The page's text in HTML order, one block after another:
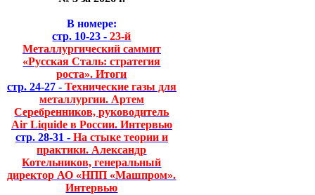
В номере:
стр. 10-23 - 23-й
Металлургический саммит
«Русская Сталь: стратегия
роста». Итоги
стр. 24-27 - Технические газы для
металлургии. Артем
Серебренников, руководитель
Air Liquide в России. Интервью
стр. 28-31 - На стыке теории и
практики. Александр
Котельников, генеральный
директор АО «НПП «Машпром».
Интервью